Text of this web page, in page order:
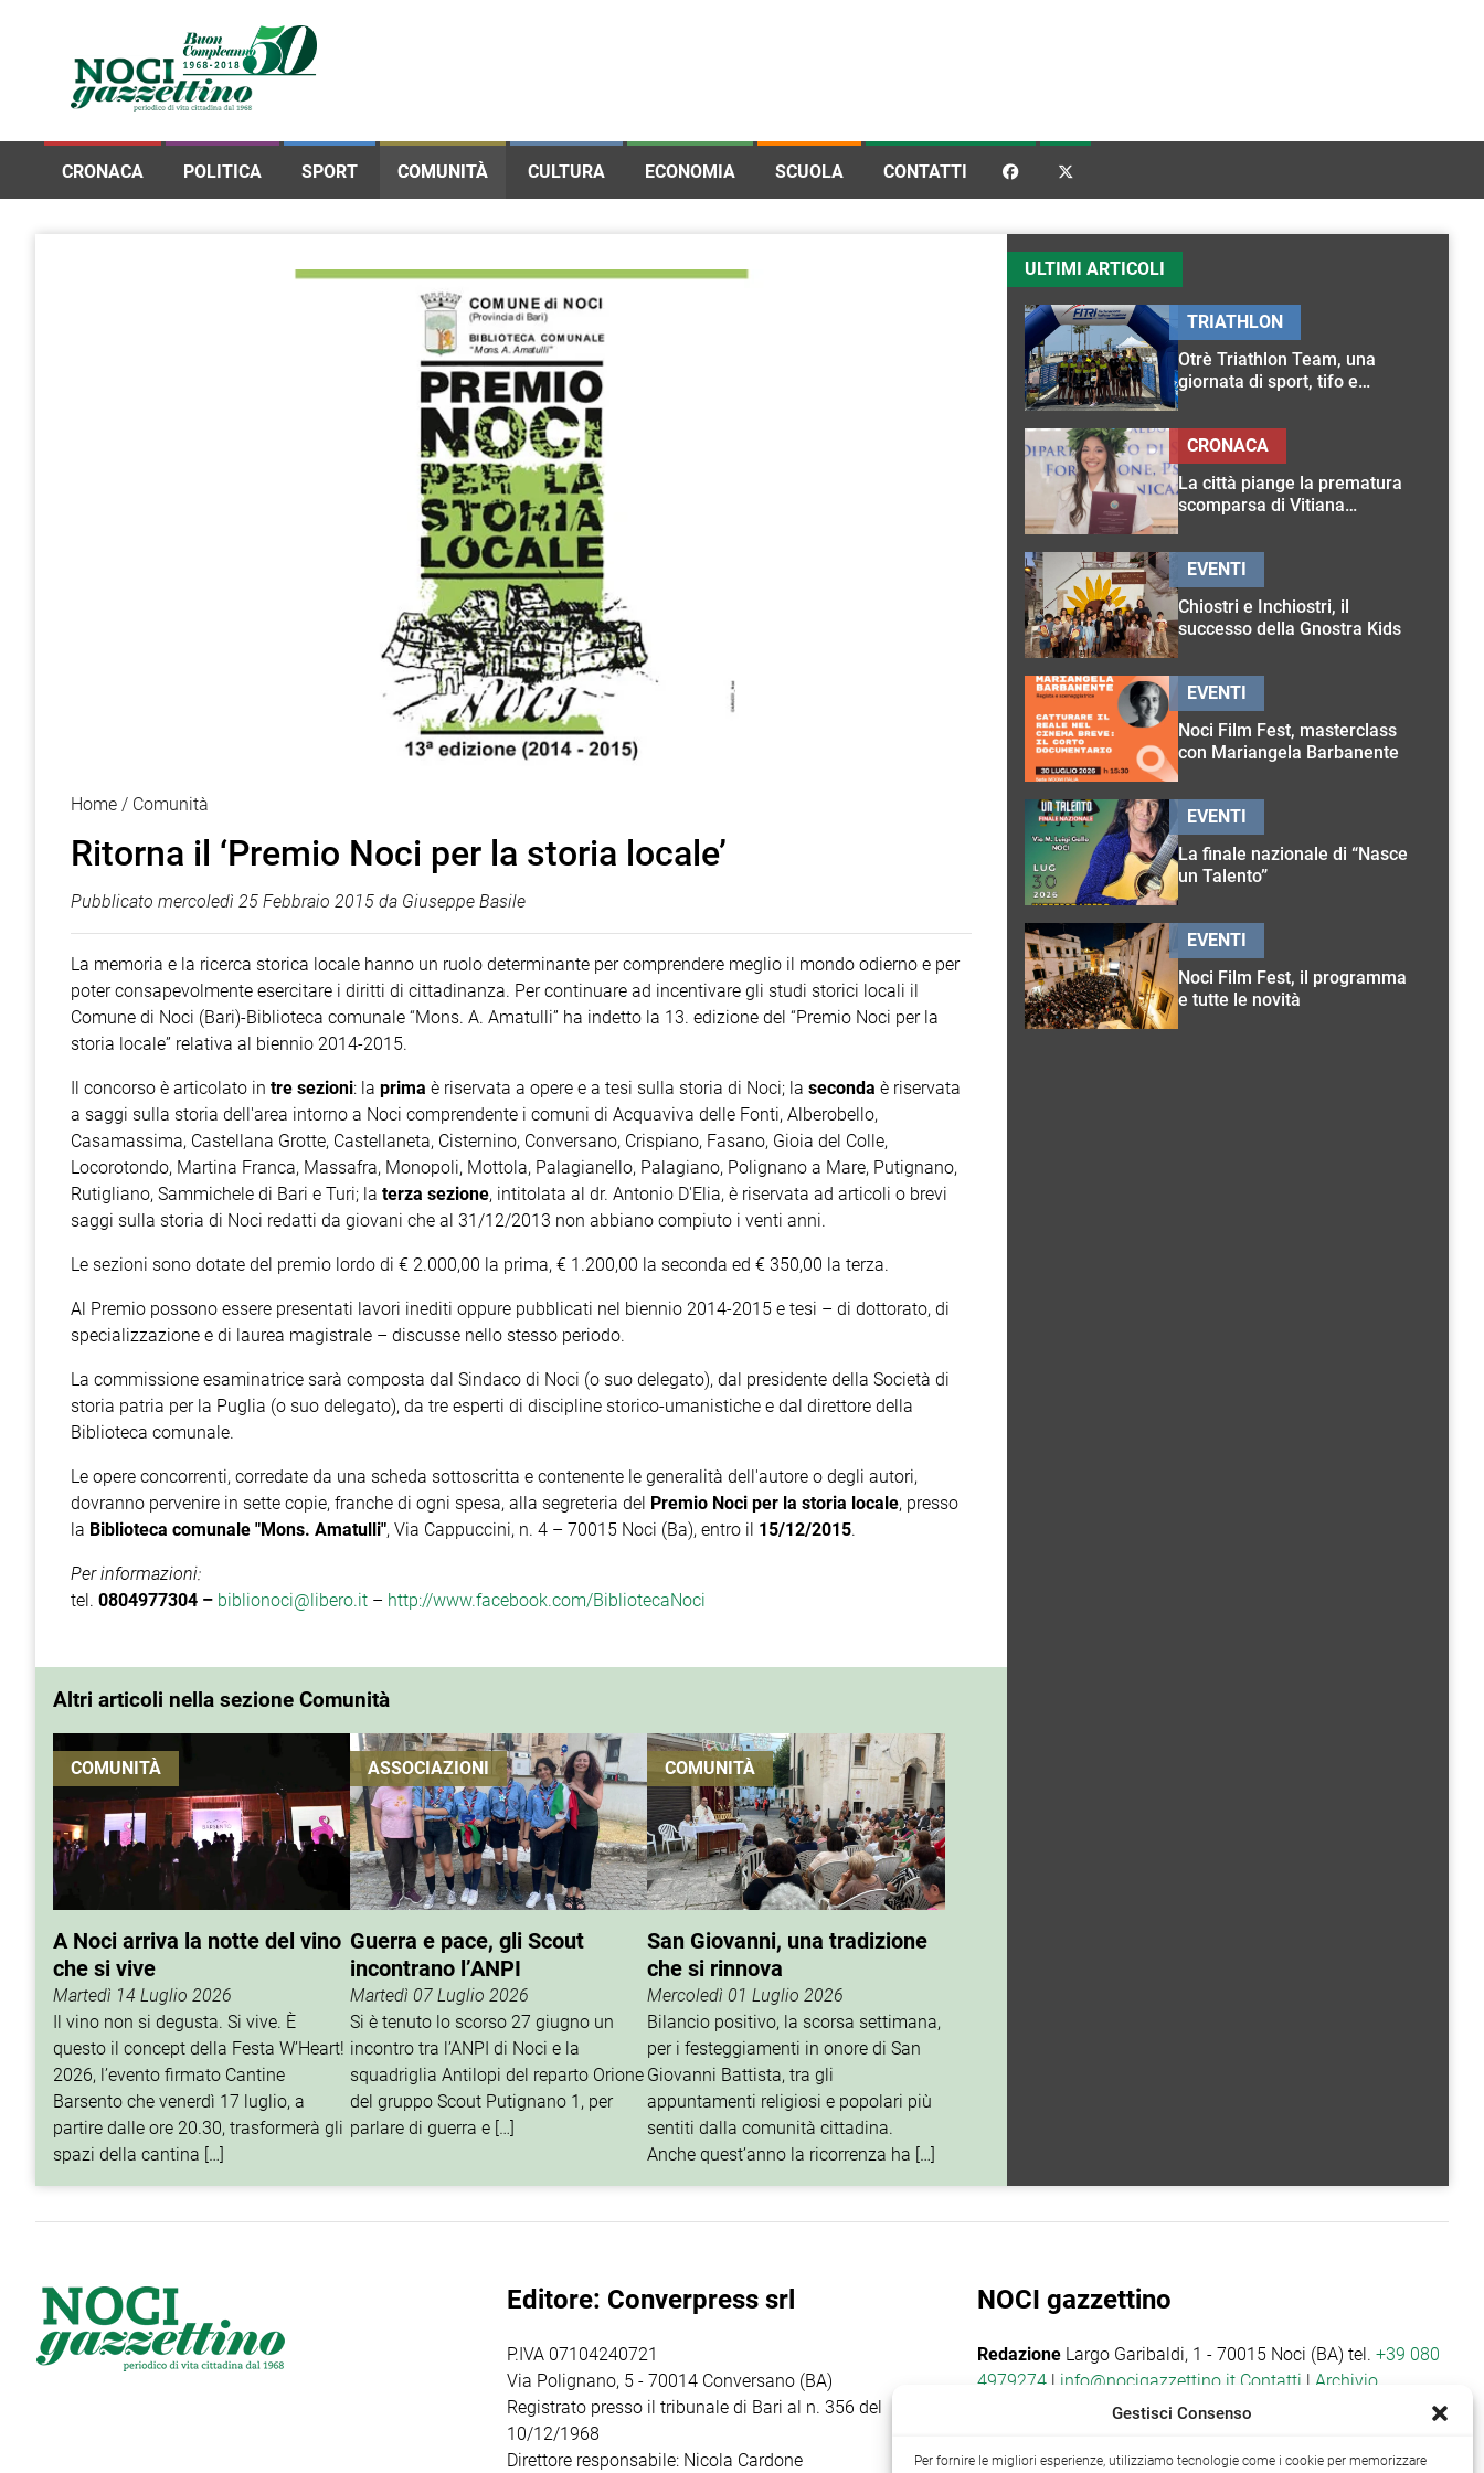
CRONACA POLITICA SPORT COMUNITÀ CULTURA ECONOMIA SCUOLA CONTATTI  
Home Comunità
Ritorna il ‘Premio Noci per la storia locale’
Pubblicato mercoledì 25 Febbraio 2015 da Giuseppe Basile
La memoria e la ricerca storica locale hanno un ruolo determinante per comprendere meglio il mondo odierno e per
poter consapevolmente esercitare i diritti di cittadinanza. Per continuare ad incentivare gli studi storici locali il
Comune di Noci (Bari)-Biblioteca comunale “Mons. A. Amatulli” ha indetto la 13. edizione del “Premio Noci per la
storia locale” relativa al biennio 2014-2015.
Il concorso è articolato in tre sezioni: la prima è riservata a opere e a tesi sulla storia di Noci; la seconda è riservata
a saggi sulla storia dell'area intorno a Noci comprendente i comuni di Acquaviva delle Fonti, Alberobello,
Casamassima, Castellana Grotte, Castellaneta, Cisternino, Conversano, Crispiano, Fasano, Gioia del Colle,
Locorotondo, Martina Franca, Massafra, Monopoli, Mottola, Palagianello, Palagiano, Polignano a Mare, Putignano,
Rutigliano, Sammichele di Bari e Turi; la terza sezione, intitolata al dr. Antonio D'Elia, è riservata ad articoli o brevi
saggi sulla storia di Noci redatti da giovani che al 31/12/2013 non abbiano compiuto i venti anni.
Le sezioni sono dotate del premio lordo di € 2.000,00 la prima, € 1.200,00 la seconda ed € 350,00 la terza.
Al Premio possono essere presentati lavori inediti oppure pubblicati nel biennio 2014-2015 e tesi – di dottorato, di
specializzazione e di laurea magistrale – discusse nello stesso periodo.
La commissione esaminatrice sarà composta dal Sindaco di Noci (o suo delegato), dal presidente della Società di
storia patria per la Puglia (o suo delegato), da tre esperti di discipline storico-umanistiche e dal direttore della
Biblioteca comunale.
Le opere concorrenti, corredate da una scheda sottoscritta e contenente le generalità dell'autore o degli autori,
dovranno pervenire in sette copie, franche di ogni spesa, alla segreteria del Premio Noci per la storia locale, presso
la Biblioteca comunale "Mons. Amatulli", Via Cappuccini, n. 4 – 70015 Noci (Ba), entro il 15/12/2015.
Per informazioni:
tel. 0804977304 – biblionoci@libero.it – http://www.facebook.com/BibliotecaNoci
Altri articoli nella sezione Comunità
COMUNITÀ
A Noci arriva la notte del vino
che si vive
Martedì 14 Luglio 2026
Il vino non si degusta. Si vive. È
questo il concept della Festa W’Heart!
2026, l’evento firmato Cantine
Barsento che venerdì 17 luglio, a
partire dalle ore 20.30, trasformerà gli
spazi della cantina […]
ASSOCIAZIONI
Guerra e pace, gli Scout
incontrano l’ANPI
Martedì 07 Luglio 2026
Si è tenuto lo scorso 27 giugno un
incontro tra l’ANPI di Noci e la
squadriglia Antilopi del reparto Orione
del gruppo Scout Putignano 1, per
parlare di guerra e […]
COMUNITÀ
San Giovanni, una tradizione
che si rinnova
Mercoledì 01 Luglio 2026
Bilancio positivo, la scorsa settimana,
per i festeggiamenti in onore di San
Giovanni Battista, tra gli
appuntamenti religiosi e popolari più
sentiti dalla comunità cittadina.
Anche quest’anno la ricorrenza ha […]
ULTIMI ARTICOLI
Otrè Triathlon Team, una
giornata di sport, tifo e
TRIATHLON
La città piange la prematura
scomparsa di Vitiana
CRONACA
Chiostri e Inchiostri, il
successo della Gnostra Kids
EVENTI
Noci Film Fest, masterclass
con Mariangela Barbanente
EVENTI
La finale nazionale di “Nasce
un Talento”
EVENTI
Noci Film Fest, il programma
e tutte le novità
EVENTI
Editore: Converpress srl
P.IVA 07104240721
Via Polignano, 5 - 70014 Conversano (BA)
Registrato presso il tribunale di Bari al n. 356 del
10/12/1968
Direttore responsabile: Nicola Cardone
NOCI gazzettino
Redazione Largo Garibaldi, 1 - 70015 Noci (BA) tel.+39 080
4979274 | info@nocigazzettino.it Contatti | Archivio
Gestisci Consenso
Per fornire le migliori esperienze, utilizziamo tecnologie come i cookie per memorizzare